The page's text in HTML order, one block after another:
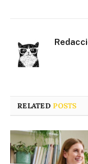
RELATEDPOSTS